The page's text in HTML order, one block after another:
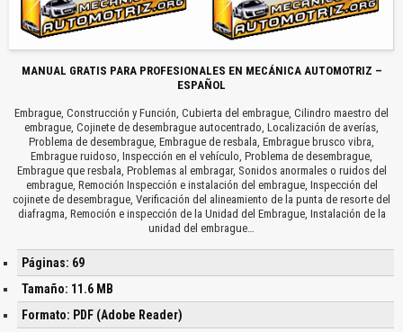
MANUAL GRATIS PARA PROFESIONALES EN MECÁNICA AUTOMOTRIZ –
ESPAÑOL
Embrague, Construcción y Función, Cubierta del embrague, Cilindro maestro del
embrague, Cojinete de desembrague autocentrado, Localización de averías,
Problema de desembrague, Embrague de resbala, Embrague brusco vibra,
Embrague ruidoso, Inspección en el vehículo, Problema de desembrague,
Embrague que resbala, Problemas al embragar, Sonidos anormales o ruidos del
embrague, Remoción Inspección e instalación del embrague, Inspección del
cojinete de desembrague, Verificación del alineamiento de la punta de resorte del
diafragma, Remoción e inspección de la Unidad del Embrague, Instalación de la
unidad del embrague…
Páginas: 69
Tamaño: 11.6 MB
Formato: PDF (Adobe Reader)